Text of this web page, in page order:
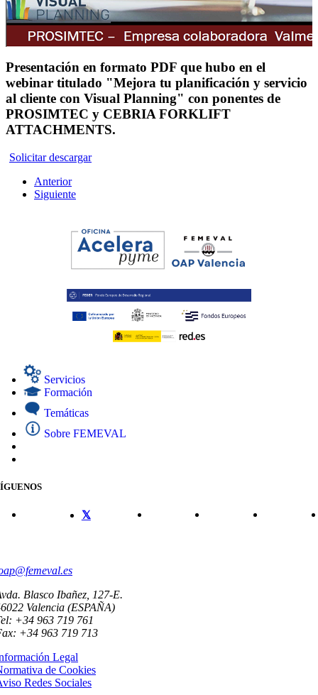
Presentación en formato PDF que hubo en el
webinar titulado "Mejora tu planificación y servicio
al cliente con Visual Planning" con ponentes de
PROSIMTEC y CEBRIA FORKLIFT
ATTACHMENTS.
Solicitar descargar
Anterior
Siguiente
Servicios
Formación
Temáticas
Sobre FEMEVAL
Blasco Ibañez, 127-E.
Valencia (ESPAÑA)
+34 963 719 761
+34 963 719 713
Legal
de Cookies
Redes Sociales